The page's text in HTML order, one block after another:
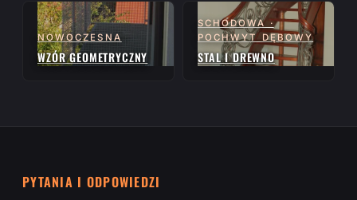
NOWOCZESNA
WZÓR GEOMETRYCZNY
SCHODOWA ·
POCHWYT DĘBOWY
STAL I DREWNO
PYTANIA I ODPOWIEDZI